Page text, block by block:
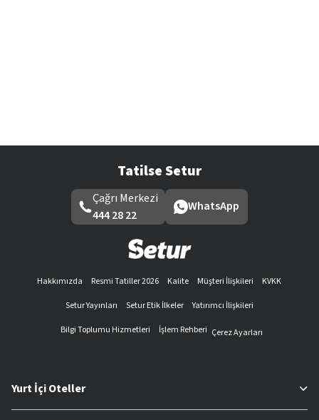
Tatilse Setur
Çağrı Merkezi
444 28 22
WhatsApp
Hakkımızda Resmi Tatiller 2026 Kalite Müşteri İlişkileri
KVKK
Setur Yayınları
Setur Etik İlkeler
Yatırımcı İlişkileri
Bilgi Toplumu Hizmetleri
İşlem Rehberi Çerez Ayarları
Yurt İçi Oteller